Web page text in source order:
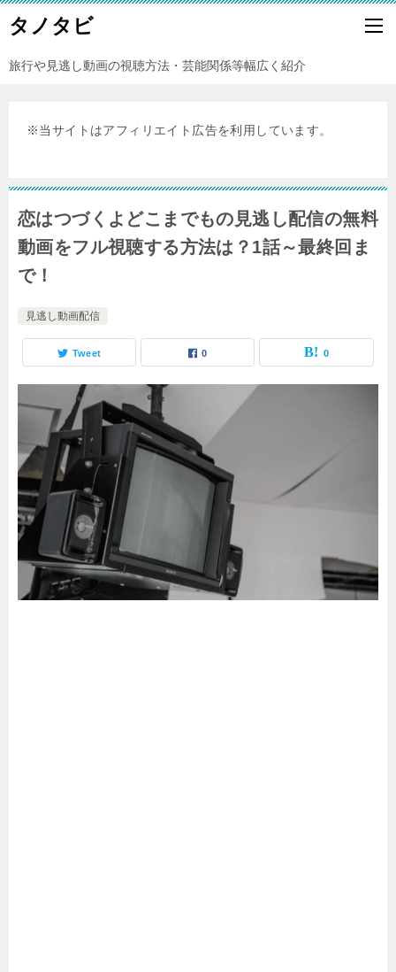
タノタビ
旅行や見逃し動画の視聴方法・芸能関係等幅広く紹介
※当サイトはアフィリエイト広告を利用しています。
恋はつづくよどこまでもの見逃し配信の無料
動画をフル視聴する方法は？1話～最終回ま
で！
見逃し動画配信
Tweet 0 0